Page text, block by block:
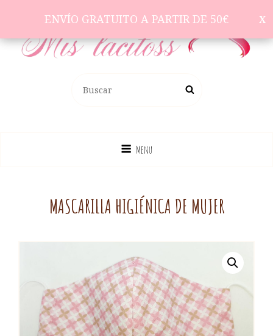
ENVÍO GRATUITO A PARTIR DE 50€
Menu
MASCARILLA HIGIÉNICA DE MUJER
ENVÍO GRATUITO A PARTIR DE 50€